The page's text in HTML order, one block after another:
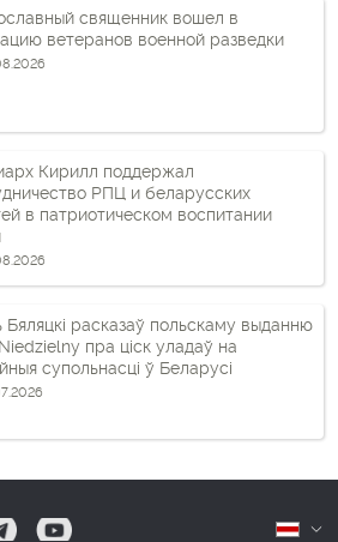
священник вошел в
ветеранов военной разведки
Кирилл поддержал
РПЦ и беларусских
в патриотическом воспитании
Бяляцкі расказаў польскаму выданню
пра ціск уладаў на
супольнасці ў Беларусі
yt